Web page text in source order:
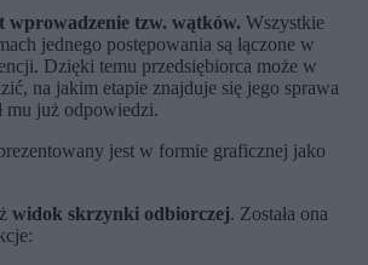
wprowadzenie tzw. wątków. Wszystkie
jednego postępowania są łączone w
Dzięki temu przedsiębiorca może w
na jakim etapie znajduje się jego sprawa
mu już odpowiedzi.
jest w formie graficznej jako
widok skrzynki odbiorczej. Została ona